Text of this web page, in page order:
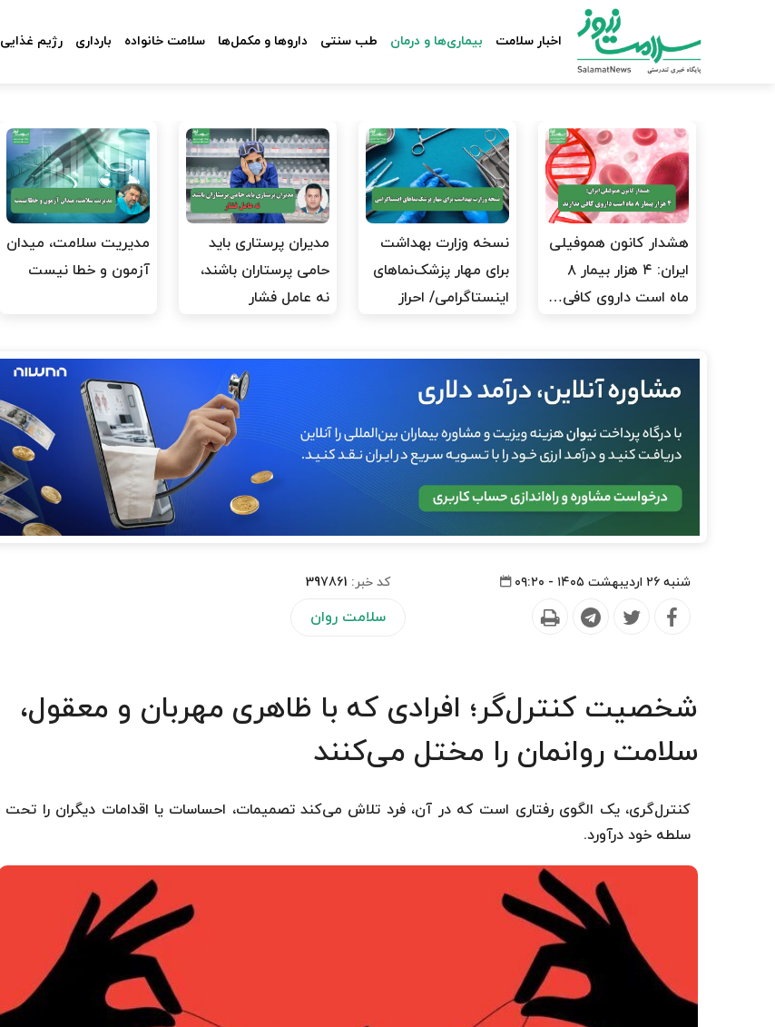
اخبار سلامت بیماری‌ها و درمان طب سنتی داروها و مکمل‌ها سلامت خانواده بارداری رژیم غذایی
هشدار کانون هموفیلی
ایران: ۴ هزار بیمار ۸
ماه است داروی کافی…
نسخه وزارت بهداشت
برای مهار پزشک‌نماهای
اینستاگرامی/ احراز
مدیران پرستاری باید
حامی پرستاران باشند،
نه عامل فشار
مدیریت سلامت، میدان
آزمون و خطا نیست
شنبه ۲۶ اردیبهشت ۱۴۰۵ - ۰۹:۲۰ کد خبر: 397861
سلامت روان
شخصیت کنترل‌گر؛ افرادی که با ظاهری مهربان و معقول،
سلامت روانمان را مختل می‌کنند
کنترل‌گری، یک الگوی رفتاری است که در آن، فرد تلاش می‌کند تصمیمات، احساسات یا اقدامات دیگران را تحت
سلطه خود درآورد.